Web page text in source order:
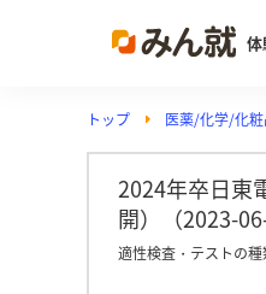
トップ 医薬/化学/化粧
2024年卒日東
開）（2023-
適性検査・テストの